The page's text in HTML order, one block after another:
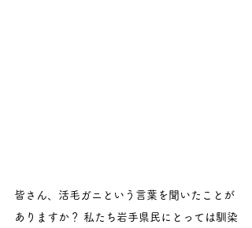
皆さん、活毛ガニという言葉を聞いたことが
ありますか？ 私たち岩手県民にとっては馴染